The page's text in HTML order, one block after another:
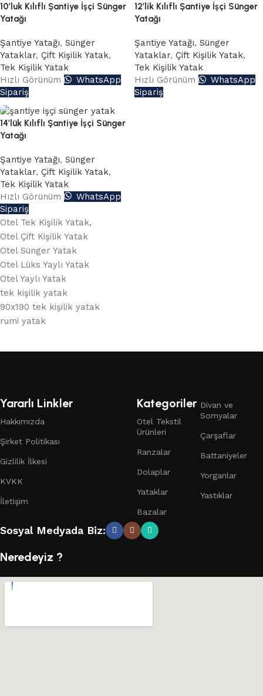
10’luk Kılıflı Şantiye İşçi Sünger
Yatağı
Şantiye Yatağı, Sünger
Yataklar, Çift Kişilik Yatak,
Tek Kişilik Yatak
Hızlı Görünüm
WhatsApp
Sipariş
12’lik Kılıflı Şantiye İşçi Sünger
Yatağı
Şantiye Yatağı, Sünger
Yataklar, Çift Kişilik Yatak,
Tek Kişilik Yatak
Hızlı Görünüm
WhatsApp
Sipariş
14’lük Kılıflı Şantiye İşçi Sünger
Yatağı
Şantiye Yatağı, Sünger
Yataklar, Çift Kişilik Yatak,
Tek Kişilik Yatak
Hızlı Görünüm
WhatsApp
Sipariş
Otel Tek Kişilik Yatak,
Otel Çift Kişilik Yatak
Otel Sünger Yatak
Otel Lüks Yaylı Yatak
Otel Yaylı Yatak
tek kişilik yatak
90x190 tek kişilik yatak
rumi yatak
Yararlı Linkler
Hakkımızda
Şirket Politikası
Gizlilik İlkesi
KVKK
İletişim
Kategoriler
Otel Tekstil
Ürünleri
Ranzalar
Dolaplar
Yataklar
Bazalar
Divan ve
Somyalar
Çarşaflar
Battaniyeler
Yorganlar
Yastıklar
Sosyal Medyada Biz:
Neredeyiz ?